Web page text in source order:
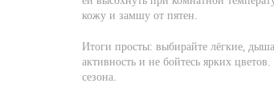
кожу и замшу от пятен.
Итоги просты: выбирайте лёгкие,
активность и не бойтесь ярких
сезона.